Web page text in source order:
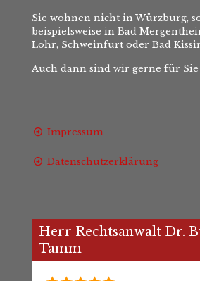
Sie wohnen nicht in Würzburg,
beispielsweise in Bad
Lohr, Schweinfurt oder Bad
Auch dann sind wir gerne für Sie
Impressum
Datenschutzerklärung
Herr Rechtsanwalt Dr.
Tamm